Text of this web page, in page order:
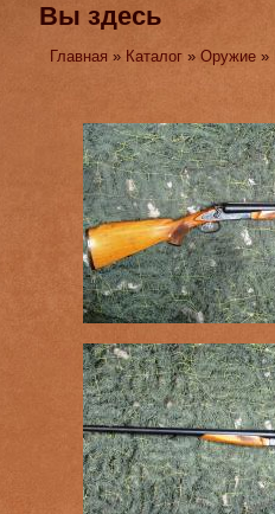
Вы здесь
Главная » Каталог »Оружие »